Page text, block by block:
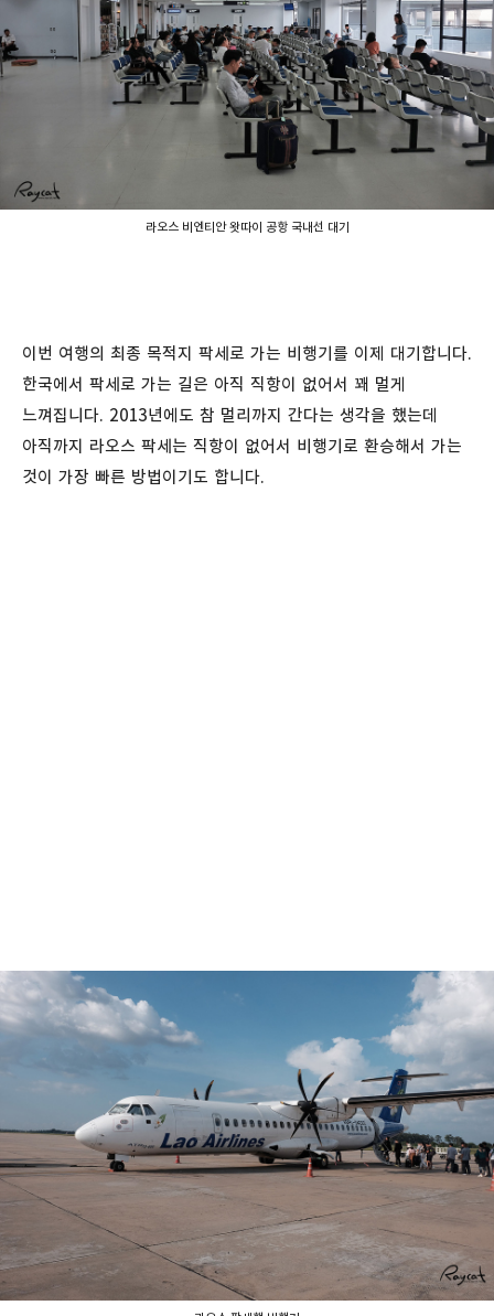
라오스 비엔티안 왓따이 공항 국내선 대기
이번 여행의 최종 목적지 팍세로 가는 비행기를 이제 대기합니다.
한국에서 팍세로 가는 길은 아직 직항이 없어서 꽤 멀게
느껴집니다. 2013년에도 참 멀리까지 간다는 생각을 했는데
아직까지 라오스 팍세는 직항이 없어서 비행기로 환승해서 가는
것이 가장 빠른 방법이기도 합니다.